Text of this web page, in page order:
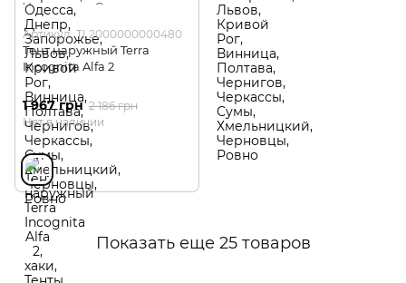
Артикул: TI 2000000000480
Тент наружный Terra
Incognita Alfa 2
1 967 грн 2 186 грн
Нет в наличии
Показать еще 25 товаров